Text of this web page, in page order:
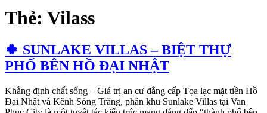
Thẻ: Vilass
🍀 SUNLAKE VILLAS – BIỆT THỰ
PHỐ BÊN HỒ ĐẠI NHẬT
Khẳng định chất sống – Giá trị an cư đẳng cấp Tọa lạc mặt tiền Hồ
Đại Nhật và Kênh Sông Trăng, phân khu Sunlake Villas tại Van